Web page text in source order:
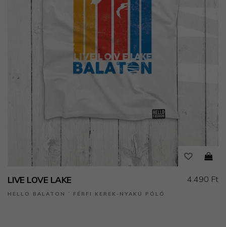
LIVE LOVE LAKE
HELLO BALATON ˙ FÉRFI KEREK-NYAKÚ PÓLÓ
4.490 Ft